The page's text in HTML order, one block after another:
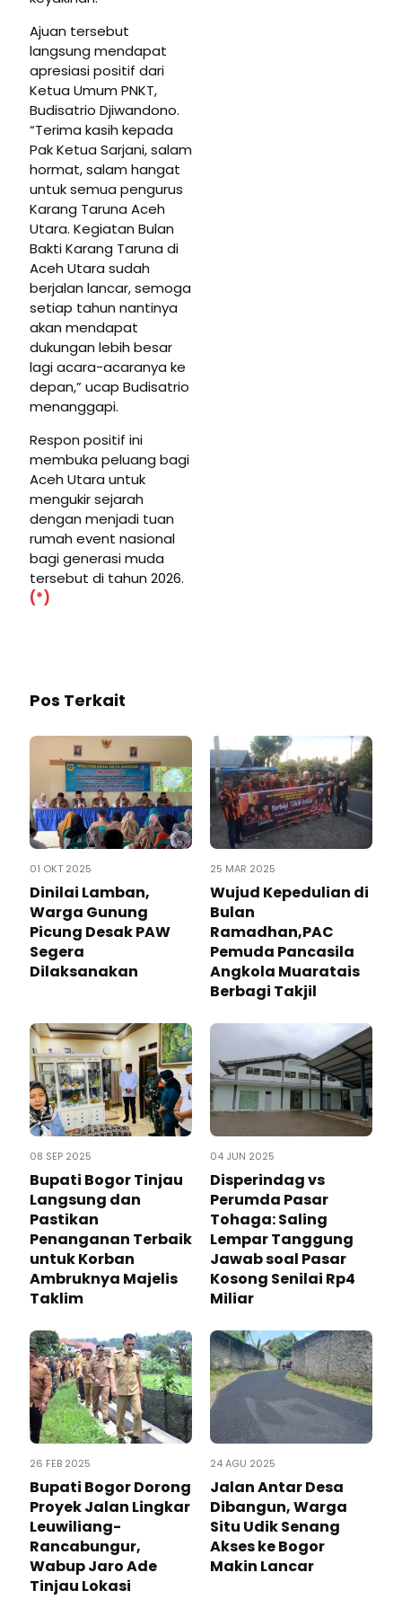
Ajuan tersebut
langsung mendapat
apresiasi positif dari
Ketua Umum PNKT,
Budisatrio Djiwandono.
“Terima kasih kepada
Pak Ketua Sarjani, salam
hormat, salam hangat
untuk semua pengurus
Karang Taruna Aceh
Utara. Kegiatan Bulan
Bakti Karang Taruna di
Aceh Utara sudah
berjalan lancar, semoga
setiap tahun nantinya
akan mendapat
dukungan lebih besar
lagi acara-acaranya ke
depan,” ucap Budisatrio
menanggapi.
Respon positif ini
membuka peluang bagi
Aceh Utara untuk
mengukir sejarah
dengan menjadi tuan
rumah event nasional
bagi generasi muda
tersebut di tahun 2026.
(*)
Pos Terkait
01 OKT 2025
Dinilai Lamban,
Warga Gunung
Picung Desak PAW
Segera
Dilaksanakan
25 MAR 2025
Wujud Kepedulian di
Bulan
Ramadhan,PAC
Pemuda Pancasila
Angkola Muaratais
Berbagi Takjil
08 SEP 2025
Bupati Bogor Tinjau
Langsung dan
Pastikan
Penanganan Terbaik
untuk Korban
Ambruknya Majelis
Taklim
04 JUN 2025
Disperindag vs
Perumda Pasar
Tohaga: Saling
Lempar Tanggung
Jawab soal Pasar
Kosong Senilai Rp4
Miliar
26 FEB 2025
Bupati Bogor Dorong
Proyek Jalan Lingkar
Leuwiliang-
Rancabungur,
Wabup Jaro Ade
Tinjau Lokasi
24 AGU 2025
Jalan Antar Desa
Dibangun, Warga
Situ Udik Senang
Akses ke Bogor
Makin Lancar